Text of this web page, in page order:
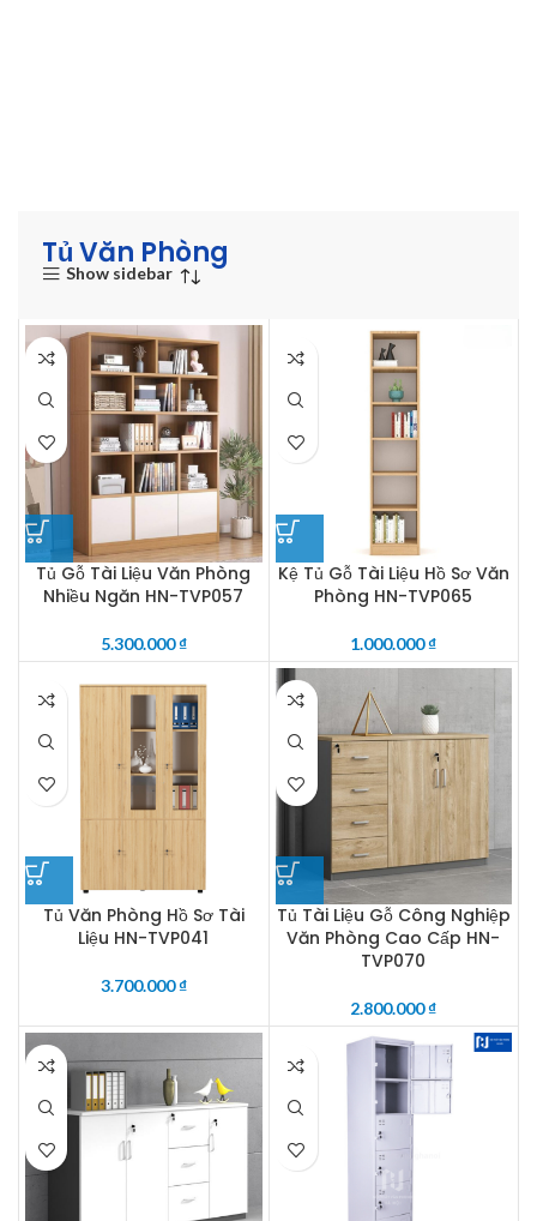
Tủ Văn Phòng
Show sidebar
Tủ Gỗ Tài Liệu Văn Phòng
Nhiều Ngăn HN-TVP057
5.300.000₫
Kệ Tủ Gỗ Tài Liệu Hồ Sơ Văn
Phòng HN-TVP065
1.000.000₫
Tủ Văn Phòng Hồ Sơ Tài
Liệu HN-TVP041
3.700.000₫
Tủ Tài Liệu Gỗ Công Nghiệp
Văn Phòng Cao Cấp HN-
TVP070
2.800.000₫